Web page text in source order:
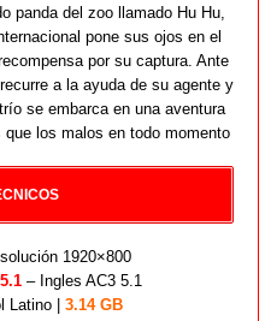
panda del zoo llamado Hu Hu,
pone sus ojos en el
por su captura. Ante
a la ayuda de su agente y
se embarca en una aventura
los malos en todo momento
1920×800
– Ingles AC3 5.1
Latino | 3.14 GB